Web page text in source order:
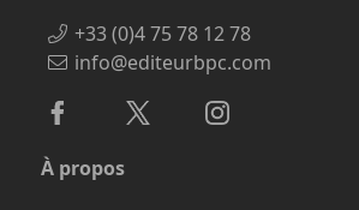
+33 (0)4 75 78 12 78
info@editeurbpc.com
À propos